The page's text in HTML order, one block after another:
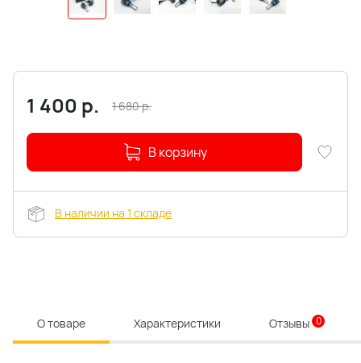
1 400 р. 1 680р.
В корзину
В наличии на 1 складе
О товаре Характеристики Отзывы 0